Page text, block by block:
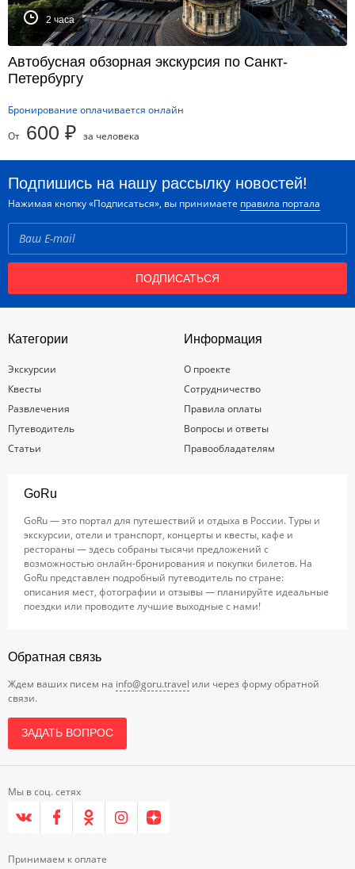
2 часа
Автобусная обзорная экскурсия по Санкт-
Петербургу
Бронирование оплачивается онлайн
От 600 ₽ за человека
Подпишись на нашу рассылку новостей!
Нажимая кнопку «Подписаться», вы принимаете правила портала
ПОДПИСАТЬСЯ
Категории
Экскурсии
Квесты
Развлечения
Путеводитель
Статьи
Информация
О проекте
Сотрудничество
Правила оплаты
Вопросы и ответы
Правообладателям
GoRu
GoRu — это портал для путешествий и отдыха в России. Туры и
экскурсии, отели и транспорт, концерты и квесты, кафе и
рестораны — здесь собраны тысячи предложений с
возможностью онлайн-бронирования и покупки билетов. На
GoRu представлен подробный путеводитель по стране:
описания мест, фотографии и отзывы — планируйте идеальные
поездки или проводите лучшие выходные с нами!
Обратная связь
Ждем ваших писем на info@goru.travel или через форму обратной
связи.
ЗАДАТЬ ВОПРОС
Мы в соц. сетях
Принимаем к оплате